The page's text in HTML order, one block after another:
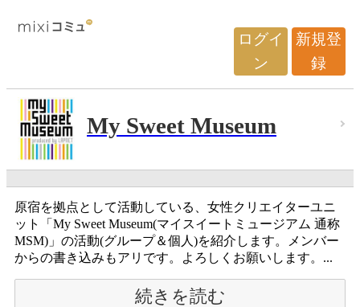
ログイ
ン
新規登
録
My Sweet Museum
原宿を拠点として活動している、女性クリエイターユニ
ット「My Sweet Museum(マイスイートミュージアム 通称
MSM)」の活動(グループ＆個人)を紹介します。メンバー
からの書き込みもアリです。よろしくお願いします。...
続きを読む